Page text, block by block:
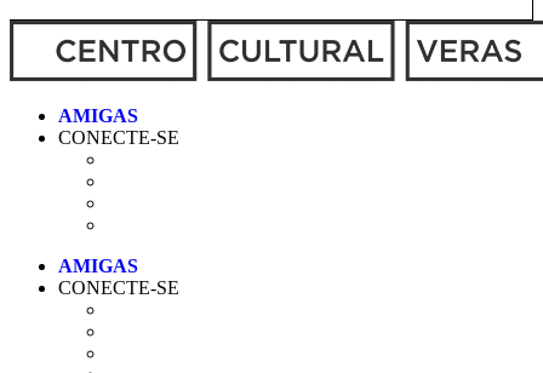
CONECTE-SE
CONECTE-SE